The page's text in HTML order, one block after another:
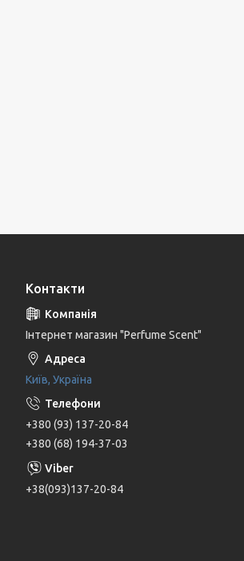
Контакти
Інтернет магазин "Perfume Scent"
Київ, Україна
+380 (93) 137-20-84
+380 (68) 194-37-03
+38(093)137-20-84